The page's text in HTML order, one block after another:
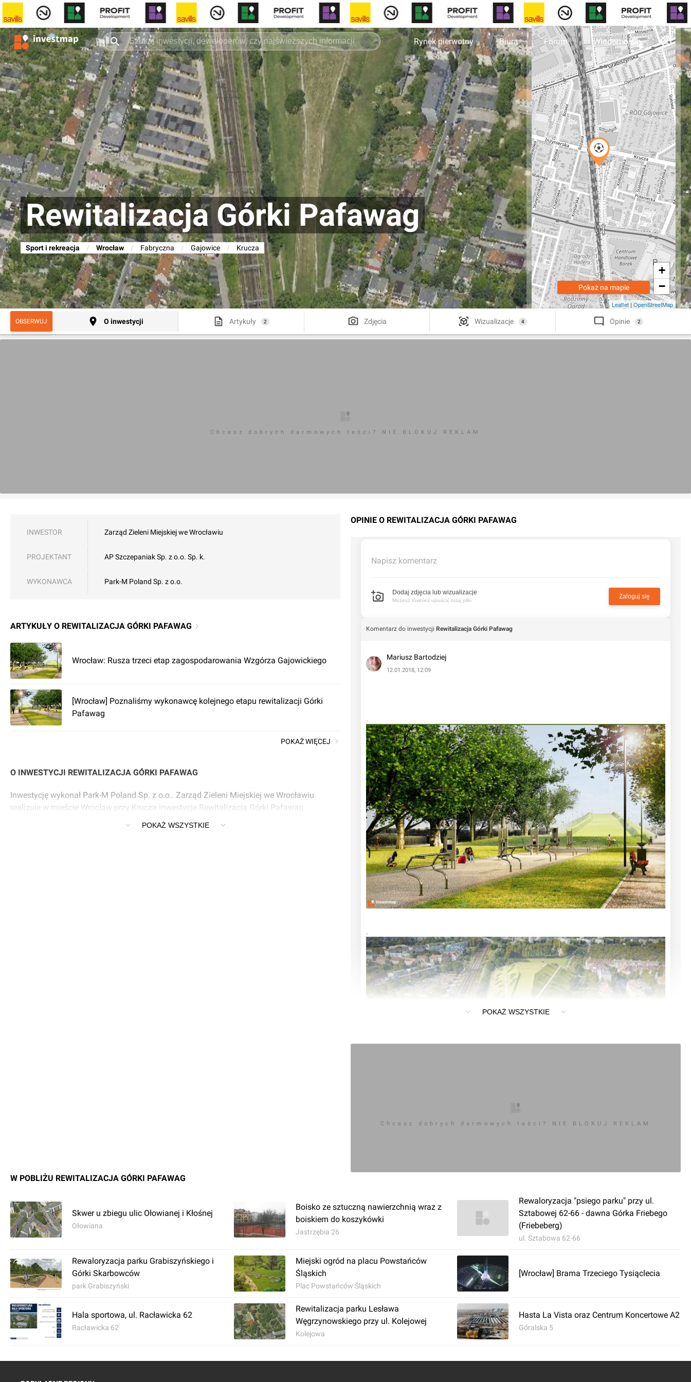
Rynek pierwotny Biura Forum Wiadomości
Rewitalizacja Górki Pafawag
Sport i rekreacja / Wrocław / Fabryczna / Gajowice / Krucza
+
−
Leaflet | OpenStreetMap
Pokaż na mapie
OBSERWUJ O inwestycji Artykuły 2 Zdjęcia Wizualizacje 4 Opinie 2
Chcesz dobrych darmowych teści? NIE BLOKUJ REKLAM
INWESTOR Zarząd Zieleni Miejskiej we Wrocławiu
PROJEKTANT AP Szczepaniak Sp. z o.o. Sp. k.
WYKONAWCA Park-M Poland Sp. z o.o.
ARTYKUŁY O REWITALIZACJA GÓRKI PAFAWAG
Wrocław: Rusza trzeci etap zagospodarowania Wzgórza Gajowickiego
[Wrocław] Poznaliśmy wykonawcę kolejnego etapu rewitalizacji Górki
Pafawag
POKAŻ WIĘCEJ
O INWESTYCJI REWITALIZACJA GÓRKI PAFAWAG
Inwestycję wykonał Park-M Poland Sp. z o.o.. Zarząd Zieleni Miejskiej we Wrocławiu
realizuje w mieście Wrocław przy Krucza inwestycję Rewitalizacja Górki Pafawag.
Inwestycję zaprojektował AP Szczepaniak Sp. z o.o. Sp. k..
POKAŻ WSZYSTKIE
OPINIE O REWITALIZACJA GÓRKI PAFAWAG
Napisz komentarz
Dodaj zdjęcia lub wizualizacje
Możesz również upuścić tutaj pliki
Zaloguj się
Komentarz do inwestycji Rewitalizacja Górki Pafawag
Mariusz Bartodziej
12.01.2018, 12:09
POKAŻ WSZYSTKIE
Chcesz dobrych darmowych teści? NIE BLOKUJ REKLAM
W POBLIŻU REWITALIZACJA GÓRKI PAFAWAG
Skwer u zbiegu ulic Ołowianej i Kłośnej
Ołowiana
Boisko ze sztuczną nawierzchnią wraz z
boiskiem do koszykówki
Jastrzębia 26
Rewaloryzacja "psiego parku" przy ul.
Sztabowej 62-66 - dawna Górka Friebego
(Friebeberg)
ul. Sztabowa 62-66
Rewaloryzacja parku Grabiszyńskiego i
Górki Skarbowców
park Grabiszyński
Miejski ogród na placu Powstańców
Śląskich
Plac Powstańców Śląskich
[Wrocław] Brama Trzeciego Tysiąclecia
Hala sportowa, ul. Racławicka 62
Racławicka 62
Rewitalizacja parku Lesława
Węgrzynowskiego przy ul. Kolejowej
Kolejowa
Hasta La Vista oraz Centrum Koncertowe A2
Góralska 5